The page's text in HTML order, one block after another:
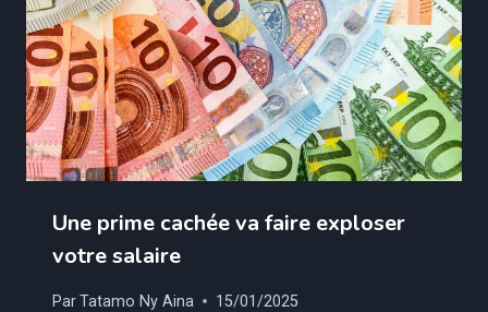
Une prime cachée va faire exploser
votre salaire
ParTatamo Ny Aina 15/01/2025